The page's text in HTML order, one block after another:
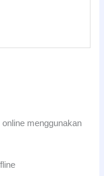
menggunakan